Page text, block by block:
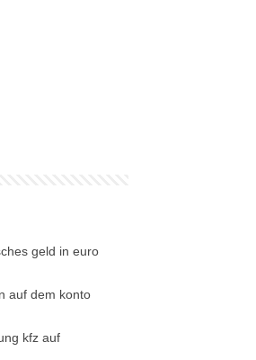
geld in euro
auf dem konto
kfz auf